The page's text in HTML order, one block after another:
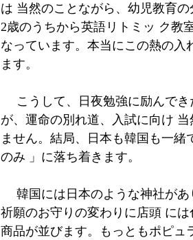
は 当然のことながら、幼児教育
2歳のうちから英語リトミッ ク教
なっています。本当にこの熱の入
ます。
こうして、日夜勉強に励んでき
が、運命の別れ道、入試に向け
ません。結局、日本も韓国も一緒
のみ 」に落ち着きます。
韓国には日本のような神社があ
祈願のお守りの変わりに店頭 に
商品が並びます。もっともポピュ